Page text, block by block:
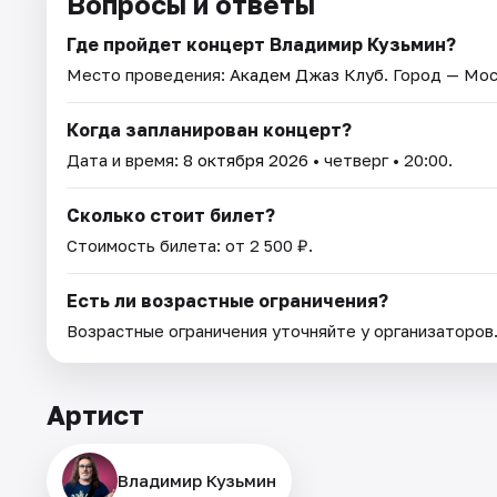
Где пройдет концерт Владимир Кузьмин?
Место проведения: Академ Джаз Клуб. Город —
Когда запланирован концерт?
Дата и время: 8 октября 2026 • четверг • 20:00.
Сколько стоит билет?
Стоимость билета: от 2 500 ₽.
Есть ли возрастные ограничения?
Возрастные ограничения уточняйте у организаторов.
Артист
Владимир Кузьмин